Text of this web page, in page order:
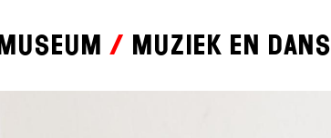
Museum Muziek en dans